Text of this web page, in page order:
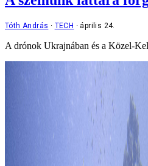
Tóth András TECH április 24.
A drónok Ukrajnában és a Közel-